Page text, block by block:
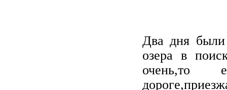
Два дня были
озера в
очень,то